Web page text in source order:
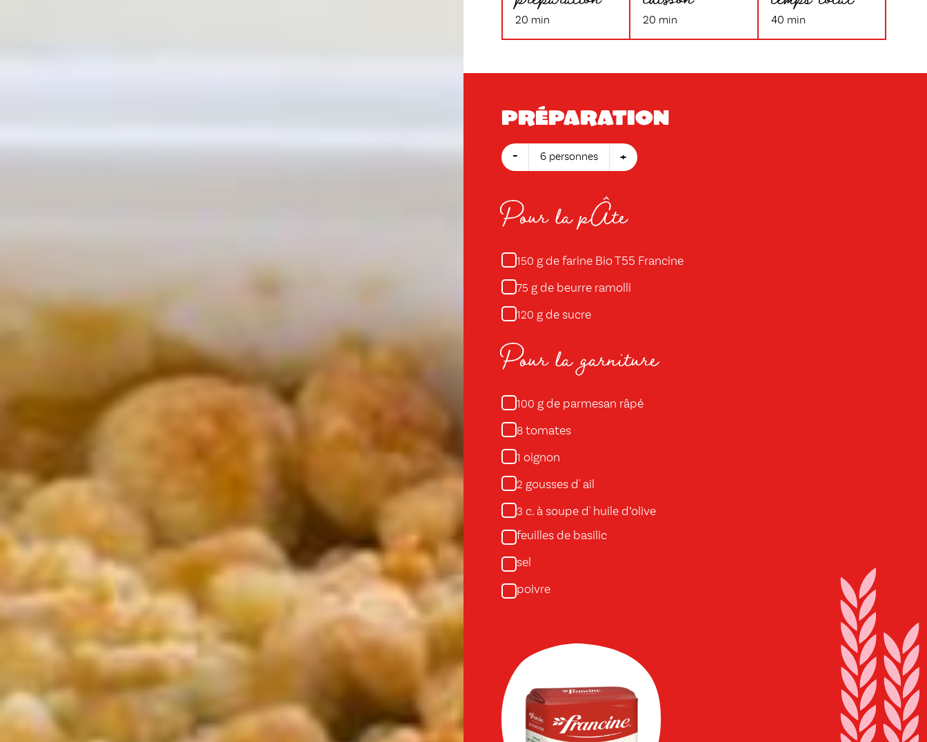
20 min 20 min 40 min
Préparation
- 6 personnes +
Pour la pÂte
150 g de farine Bio T55 Francine
75 g de beurre ramolli
120 g de sucre
Pour la garniture
100 g de parmesan râpé
8 tomates
1 oignon
2 gousses d' ail
3 c. à soupe d' huile d’olive
feuilles de basilic
sel
poivre